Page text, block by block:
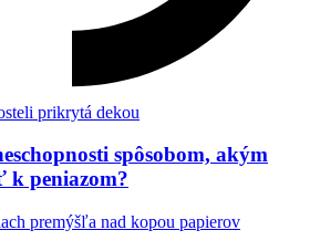
spôsobom, akým
peniazom?